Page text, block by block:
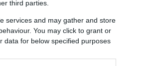
third parties.
services and may gather and store
You may click to grant or
data for below specified purposes
Keresés